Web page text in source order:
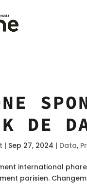
DE
| Sep 27, 2024 | Data,
international
parisien.